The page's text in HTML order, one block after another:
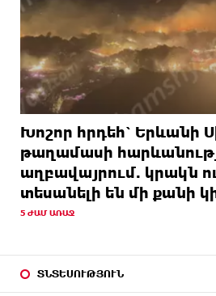
Խոշոր հրդեհ՝ Երևանի
թաղամասի
աղբավայրում. կրակն
տեսանելի են մի քանի
5 ԺԱՄ ԱՌԱՋ
ՏՆՏԵՍՈՒԹՅՈՒՆ